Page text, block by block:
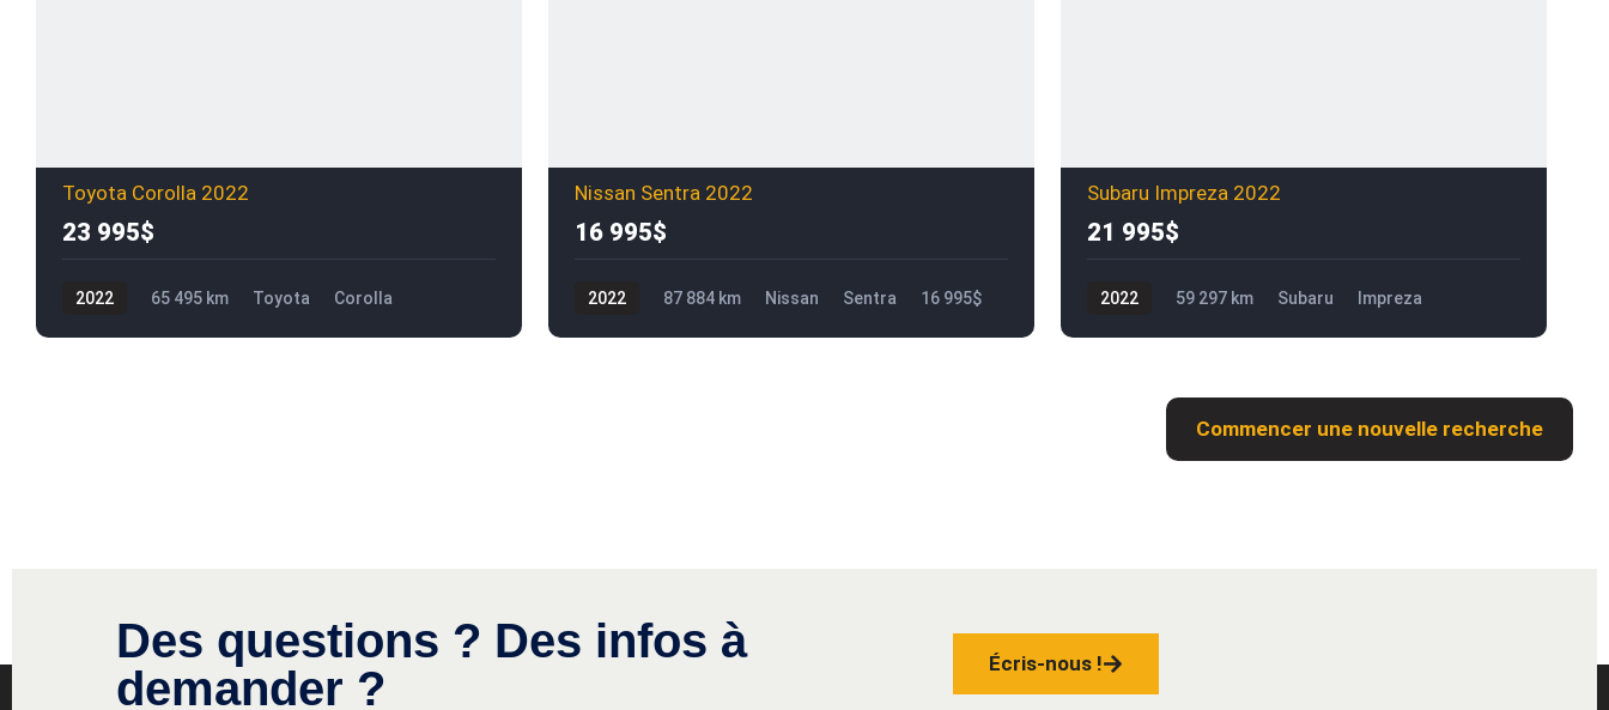
Toyota Corolla 2022
23 995$
2022 65 495 km Toyota
Corolla
Nissan Sentra 2022
16 995$
2022 87 884 km Nissan Sentra 16 995$
Subaru Impreza 2022
21 995$
2022 59 297 km Subaru
Impreza
Commencer une nouvelle recherche
Des questions ? Des infos à
demander ?
Écris-nous !